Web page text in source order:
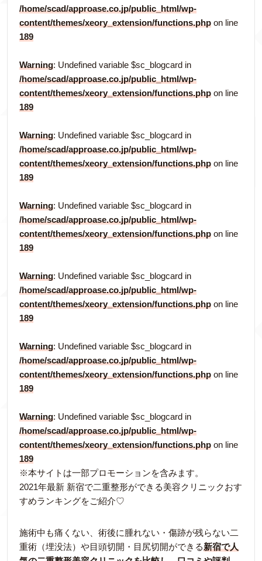
/home/scad/approase.co.jp/public_html/wp-
content/themes/xeory_extension/functions.php on line
189
Warning: Undefined variable $sc_blogcard in
/home/scad/approase.co.jp/public_html/wp-
content/themes/xeory_extension/functions.php on line
189
Warning: Undefined variable $sc_blogcard in
/home/scad/approase.co.jp/public_html/wp-
content/themes/xeory_extension/functions.php on line
189
Warning: Undefined variable $sc_blogcard in
/home/scad/approase.co.jp/public_html/wp-
content/themes/xeory_extension/functions.php on line
189
Warning: Undefined variable $sc_blogcard in
/home/scad/approase.co.jp/public_html/wp-
content/themes/xeory_extension/functions.php on line
189
Warning: Undefined variable $sc_blogcard in
/home/scad/approase.co.jp/public_html/wp-
content/themes/xeory_extension/functions.php on line
189
Warning: Undefined variable $sc_blogcard in
/home/scad/approase.co.jp/public_html/wp-
content/themes/xeory_extension/functions.php on line
189
※本サイトは一部プロモーションを含みます。
2021年最新 新宿で二重整形ができる美容クリニックおす
すめランキングをご紹介♡
施術中も痛くない、術後に腫れない・傷跡が残らない二
重術（埋没法）や目頭切開・目尻切開ができる新宿で人